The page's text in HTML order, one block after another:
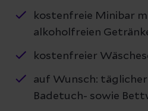
kostenfreie Minibar
alkoholfreien
kostenfreier
auf Wunsch:
Badetuch- sowie